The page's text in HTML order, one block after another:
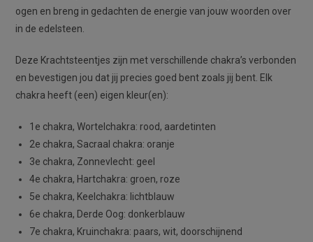
ogen en breng in gedachten de energie van jouw woorden over
in de edelsteen.
Deze Krachtsteentjes zijn met verschillende chakra’s verbonden
en bevestigen jou dat jij precies goed bent zoals jij bent. Elk
chakra heeft (een) eigen kleur(en):
1e chakra, Wortelchakra: rood, aardetinten
2e chakra, Sacraal chakra: oranje
3e chakra, Zonnevlecht: geel
4e chakra, Hartchakra: groen, roze
5e chakra, Keelchakra: lichtblauw
6e chakra, Derde Oog: donkerblauw
7e chakra, Kruinchakra: paars, wit, doorschijnend